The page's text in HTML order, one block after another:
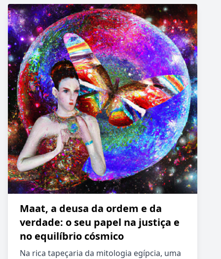
Maat, a deusa da ordem e da
verdade: o seu papel na justiça e
no equilíbrio cósmico
Na rica tapeçaria da mitologia egípcia, uma